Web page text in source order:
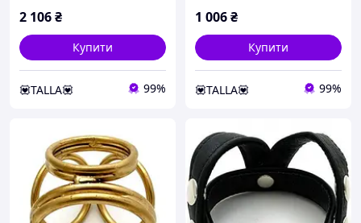
2 106₴
Купити
💟TALLA💟 99%
1 006₴
Купити
💟TALLA💟 99%